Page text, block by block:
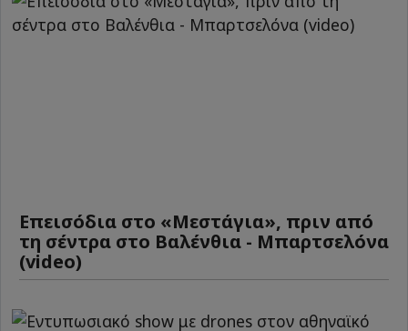
Επεισόδια στο «Μεστάγια», πριν από
τη σέντρα στο Βαλένθια - Μπαρτσελόνα
(video)